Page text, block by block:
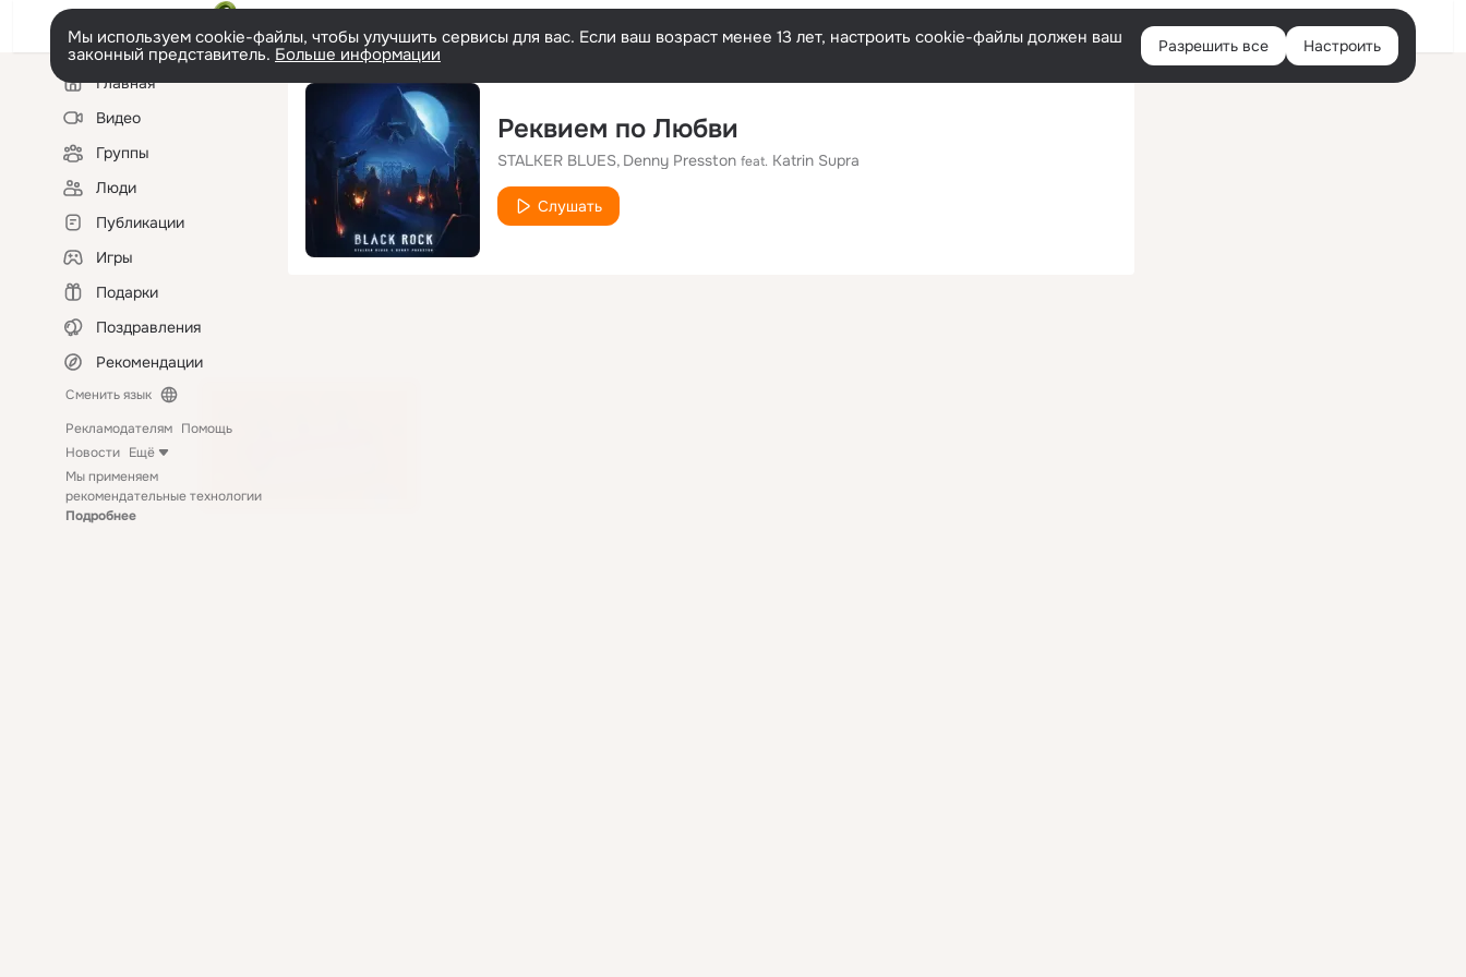
Войти
Мы используем cookie-файлы, чтобы улучшить сервисы для вас. Если ваш возраст менее 13 лет, настроить cookie-файлы должен ваш
законный представитель. Больше информации Разрешить все Настроить
Левая
колонкаГлавная
Видео
Группы
Люди
Публикации
Игры
Подарки
Поздравления
Рекомендации
Сменить язык
Рекламодателям Помощь
Новости Ещё
Мы применяем
рекомендательные технологии
Подробнее
Реквием по Любви
STALKER BLUES Denny Presston feat. Katrin Supra
Слушать